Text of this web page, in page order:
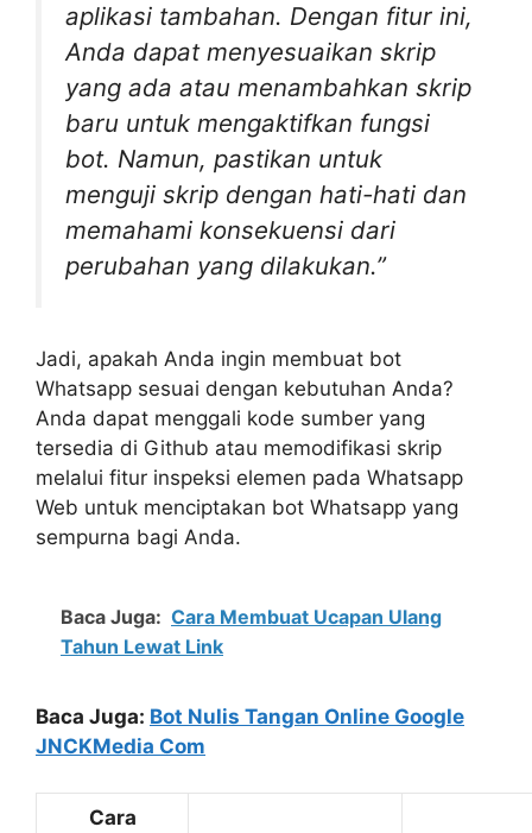
aplikasi tambahan. Dengan fitur ini,
Anda dapat menyesuaikan skrip
yang ada atau menambahkan skrip
baru untuk mengaktifkan fungsi
bot. Namun, pastikan untuk
menguji skrip dengan hati-hati dan
memahami konsekuensi dari
perubahan yang dilakukan.”
Jadi, apakah Anda ingin membuat bot
Whatsapp sesuai dengan kebutuhan Anda?
Anda dapat menggali kode sumber yang
tersedia di Github atau memodifikasi skrip
melalui fitur inspeksi elemen pada Whatsapp
Web untuk menciptakan bot Whatsapp yang
sempurna bagi Anda.
Baca Juga: Cara Membuat Ucapan Ulang
Tahun Lewat Link
Baca Juga: Bot Nulis Tangan Online Google
JNCKMedia Com
Cara